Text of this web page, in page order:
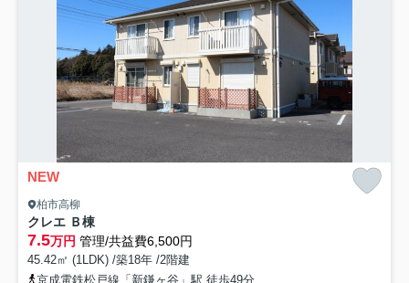
NEW
柏市高柳
クレエ Ｂ棟
7.5万円 管理/共益費6,500円
45.42㎡ (1LDK) /築18年 /2階建
京成電鉄松戸線「新鎌ヶ谷」駅 徒歩49分